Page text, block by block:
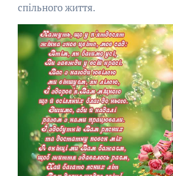
спільного життя.